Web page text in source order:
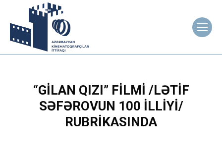
“GILAN QIZI” FILMI /LƏTIF
SƏFƏROVUN 100 ILLIYI/
RUBRIKASINDA